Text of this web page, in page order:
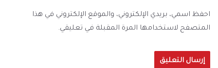
احفظ اسمي، بريدي الإلكتروني، والموقع الإلكتروني في هذا
المتصفح لاستخدامها المرة المقبلة في تعليقي.